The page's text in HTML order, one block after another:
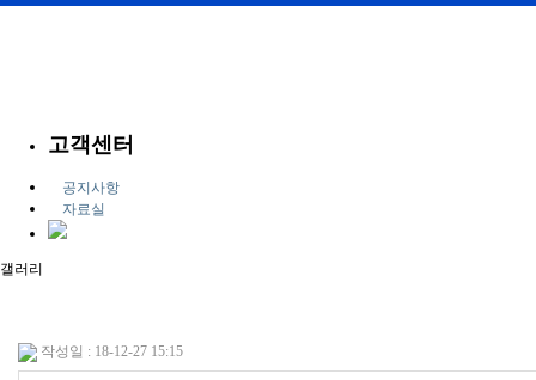
고객센터
공지사항
자료실
갤러리
작성일 : 18-12-27 15:15